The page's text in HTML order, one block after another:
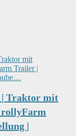
| Traktor mit
rollyFarm
|